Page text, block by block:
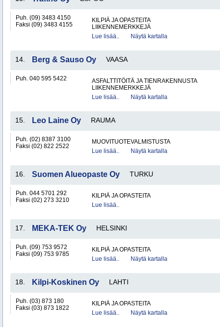
Puh. (09) 3483 4150
Faksi (09) 3483 4155
KILPIÄ JA OPASTEITA
LIIKENNEMERKKEJÄ
Lue lisää..
Näytä kartalla
14. Berg & Sauso Oy VAASA
Puh. 040 595 5422
ASFALTTITÖITÄ JA TIENRAKENNUSTA
LIIKENNEMERKKEJÄ
Lue lisää..
Näytä kartalla
15. Leo Laine Oy RAUMA
Puh. (02) 8387 3100
Faksi (02) 822 2522
MUOVITUOTEVALMISTUSTA
Lue lisää..
Näytä kartalla
16. Suomen Alueopaste Oy TURKU
Puh. 044 5701 292
Faksi (02) 273 3210
KILPIÄ JA OPASTEITA
Lue lisää..
17. MEKA-TEK Oy HELSINKI
Puh. (09) 753 9572
Faksi (09) 753 9785
KILPIÄ JA OPASTEITA
Lue lisää..
Näytä kartalla
18. Kilpi-Koskinen Oy LAHTI
Puh. (03) 873 180
Faksi (03) 873 1822
KILPIÄ JA OPASTEITA
Lue lisää..
Näytä kartalla